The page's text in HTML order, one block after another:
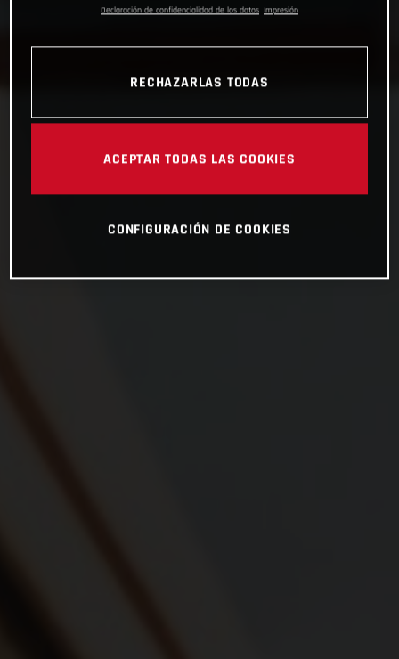
Declaración de confidencialidad de los datos Impresión
RECHAZARLAS TODAS
ACEPTAR TODAS LAS COOKIES
CONFIGURACIÓN DE COOKIES